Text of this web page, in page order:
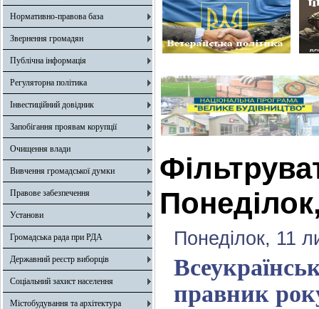
Нормативно-правова база
Звернення громадян
Публічна інформація
Регуляторна політика
Інвестиційний довідник
Запобігання проявам корупції
Очищення влади
Вивчення громадської думки
Правове забезпечення
Установи
Громадська рада при РДА
Державний реєстр виборців
Соціальний захист населення
Містобудування та архітектура
Понеділок, 11
правник